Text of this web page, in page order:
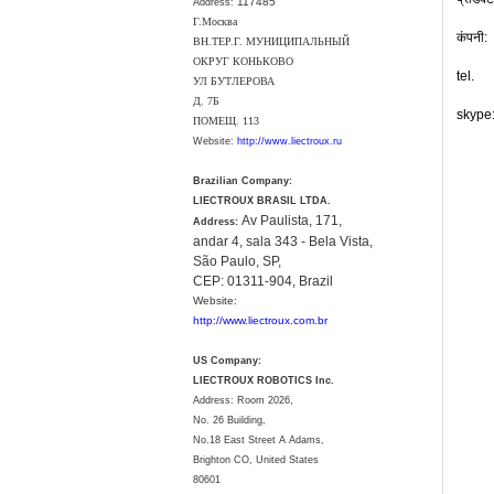
Address:
Г.Москва
ВН.ТЕР.Г. МУНИЦИПАЛЬНЫЙ
ОКРУГ КОНЬКОВО
УЛ БУТЛЕРОВА
Д. 7Б
ПОМЕЩ. 113
Website: http://www.liectroux.ru
Brazilian Company:
LIECTROUX BRASIL LTDA.
Address: Av Paulista, 171,
andar 4, sala 343 - Bela Vista,
São Paulo, SP,
CEP: 01311-904, Brazil
Website:
http://www.liectroux.com.br
US Company:
LIECTROUX ROBOTICS Inc.
Address: Room 2026,
No. 26 Building,
No.18 East Street A Adams,
Brighton CO, United States
80601
कंपनी:
tel.
skype: